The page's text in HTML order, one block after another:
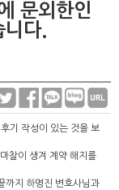
문외한인
니다.
기 작성이 있는 것을 보
찰이 생겨 계약 해지를
까지 하명진 변호사님과